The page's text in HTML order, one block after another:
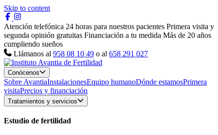
Skip to content
Atención telefónica 24 horas para nuestros pacientes Primera visita y
segunda opinión gratuitas Financiación a tu medida Más de 20 años
cumpliendo sueños
Llámanos al 958 08 10 49 o al 658 291 027
Conócenos
Sobre AvantiaInstalacionesEquipo humanoDónde estamosPrimera
visitaPrecios y financiación
Tratamientos y servicios
Estudio de fertilidad